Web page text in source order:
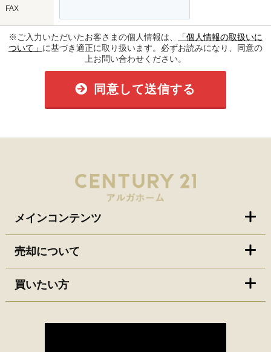
FAX
※ご入力いただいたお客さまの個人情報は、
「個人情報の取扱いに
ついて」 に基づき適正に取り扱います。必ずお読みになり、同意の
上お問い合わせください。
同意して送信する
メインコンテンツ
売却について
買いたい方